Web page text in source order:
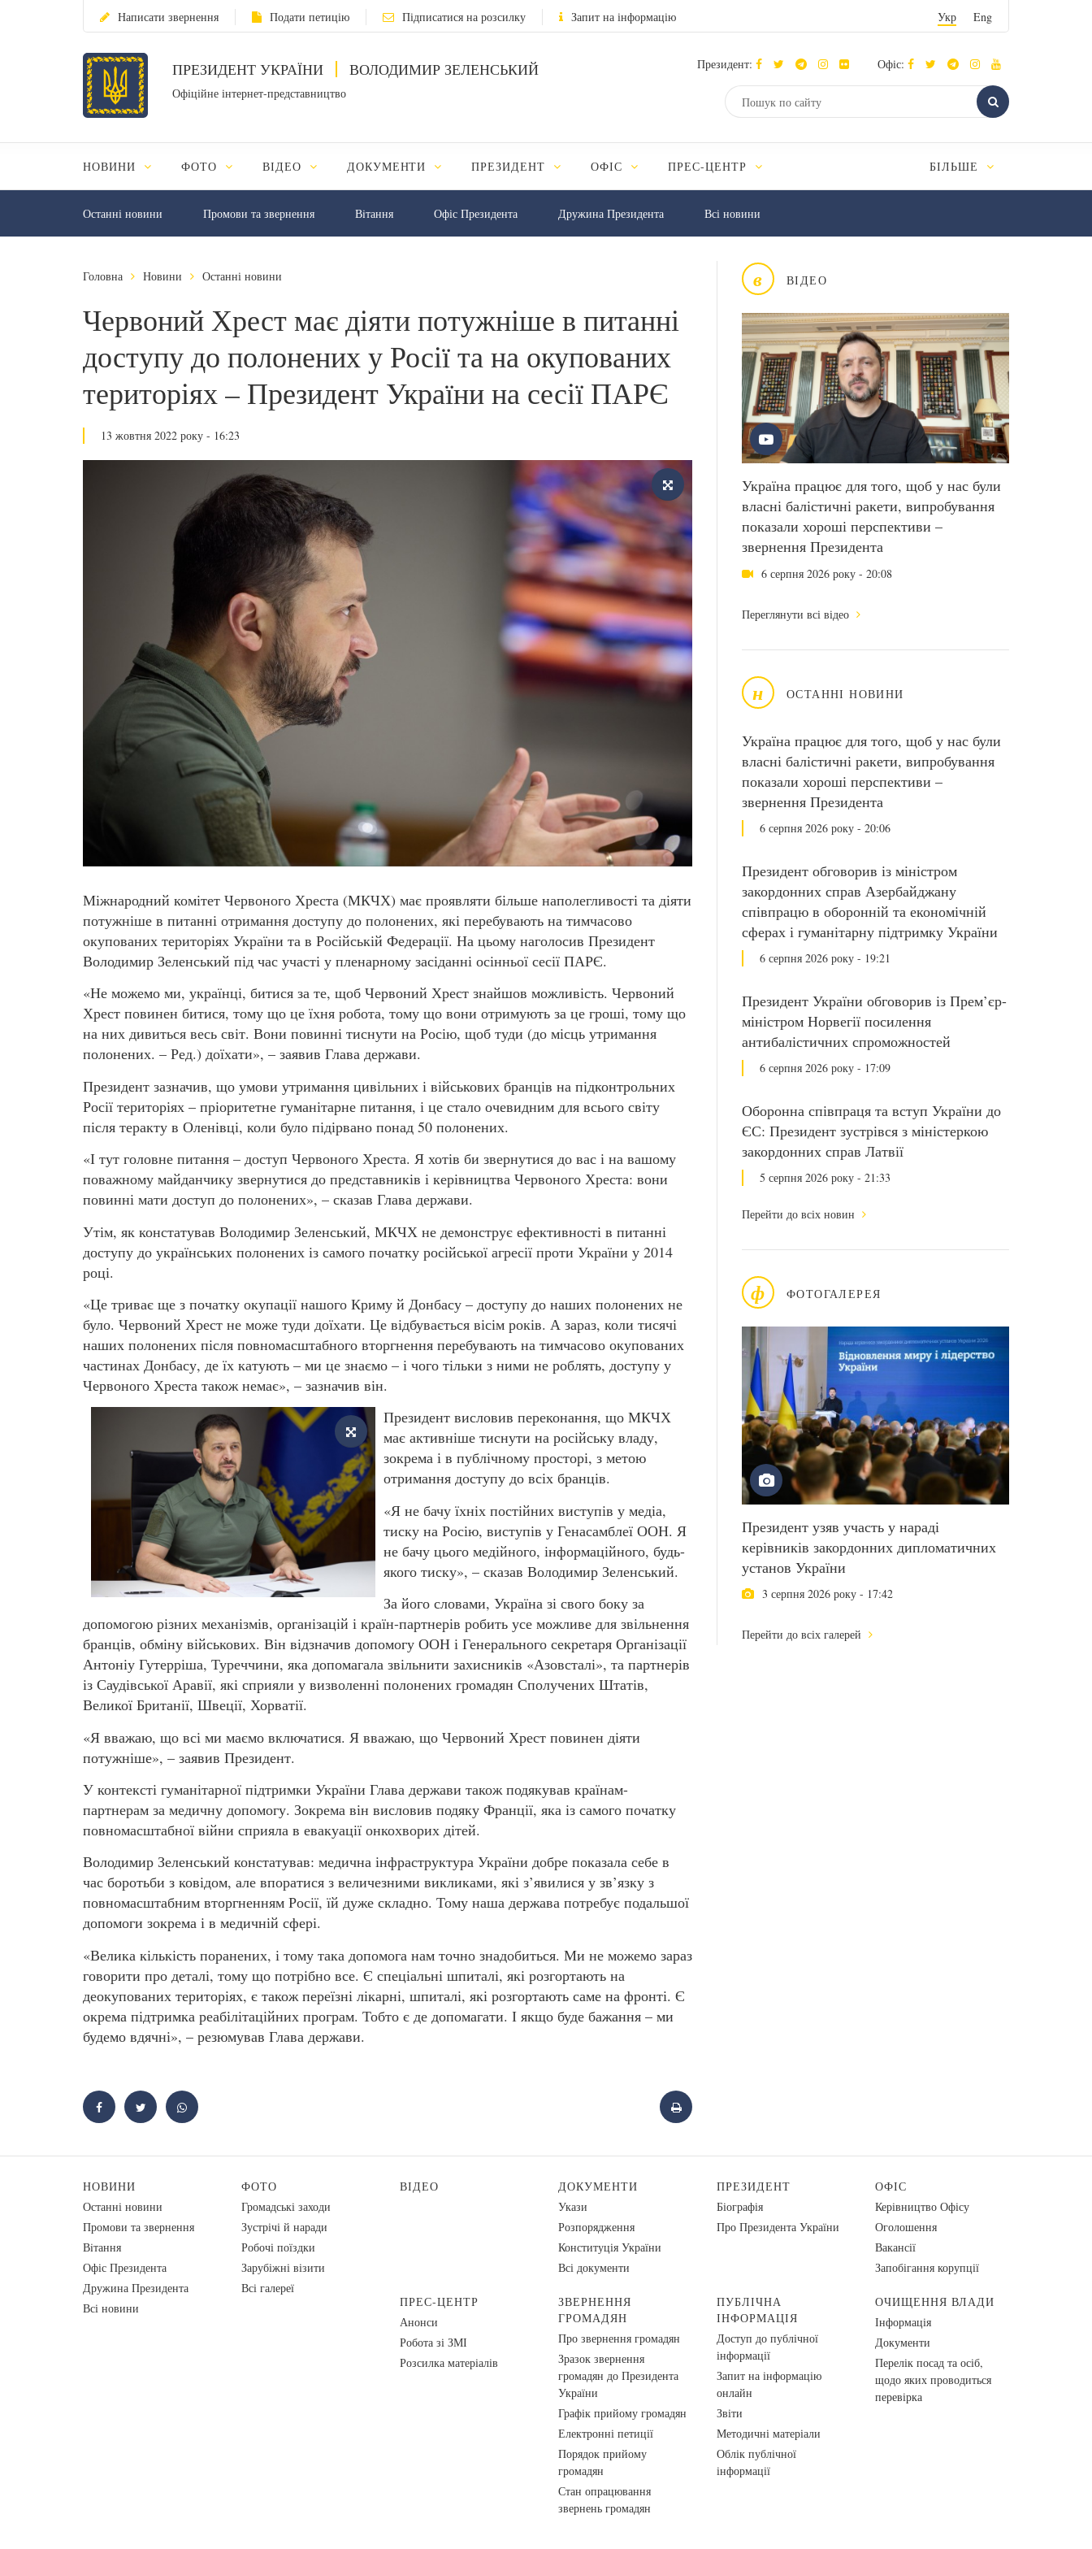
Написати звернення Подати петицію Підписатися на розсилку Запит на інформацію Укр Eng
ПРЕЗИДЕНТ УКРАЇНИ ВОЛОДИМИР ЗЕЛЕНСЬКИЙ
Офіційне інтернет-представництво
Президент: Офіс:
НОВИНИ ФОТО ВІДЕО ДОКУМЕНТИ ПРЕЗИДЕНТ ОФІС ПРЕС-ЦЕНТР БІЛЬШЕ
Останні новини Промови та звернення Вiтання Офіс Президента Дружина Президента Всі новини
в ВІДЕО
Україна працює для того, щоб у нас були
власні балістичні ракети, випробування
показали хороші перспективи –
звернення Президента
6 серпня 2026 року - 20:08
Переглянути всі відео
н ОСТАННІ НОВИНИ
Україна працює для того, щоб у нас були
власні балістичні ракети, випробування
показали хороші перспективи –
звернення Президента
6 серпня 2026 року - 20:06
Президент обговорив із міністром
закордонних справ Азербайджану
співпрацю в оборонній та економічній
сферах і гуманітарну підтримку України
6 серпня 2026 року - 19:21
Президент України обговорив із Прем’єр-
міністром Норвегії посилення
антибалістичних спроможностей
6 серпня 2026 року - 17:09
Оборонна співпраця та вступ України до
ЄС: Президент зустрівся з міністеркою
закордонних справ Латвії
5 серпня 2026 року - 21:33
Перейти до всіх новин
ф ФОТОГАЛЕРЕЯ
Президент узяв участь у нараді
керівників закордонних дипломатичних
установ України
3 серпня 2026 року - 17:42
Перейти до всіх галерей
Головна Новини Останні новини
Червоний Хрест має діяти потужніше в питанні
доступу до полонених у Росії та на окупованих
територіях – Президент України на сесії ПАРЄ
13 жовтня 2022 року - 16:23
Міжнародний комітет Червоного Хреста (МКЧХ) має проявляти більше наполегливості та діяти
потужніше в питанні отримання доступу до полонених, які перебувають на тимчасово
окупованих територіях України та в Російській Федерації. На цьому наголосив Президент
Володимир Зеленський під час участі у пленарному засіданні осінньої сесії ПАРЄ.
«Не можемо ми, українці, битися за те, щоб Червоний Хрест знайшов можливість. Червоний
Хрест повинен битися, тому що це їхня робота, тому що вони отримують за це гроші, тому що
на них дивиться весь світ. Вони повинні тиснути на Росію, щоб туди (до місць утримання
полонених. – Ред.) доїхати», – заявив Глава держави.
Президент зазначив, що умови утримання цивільних і військових бранців на підконтрольних
Росії територіях – пріоритетне гуманітарне питання, і це стало очевидним для всього світу
після теракту в Оленівці, коли було підірвано понад 50 полонених.
«І тут головне питання – доступ Червоного Хреста. Я хотів би звернутися до вас і на вашому
поважному майданчику звернутися до представників і керівництва Червоного Хреста: вони
повинні мати доступ до полонених», – сказав Глава держави.
Утім, як констатував Володимир Зеленський, МКЧХ не демонструє ефективності в питанні
доступу до українських полонених із самого початку російської агресії проти України у 2014
році.
«Це триває ще з початку окупації нашого Криму й Донбасу – доступу до наших полонених не
було. Червоний Хрест не може туди доїхати. Це відбувається вісім років. А зараз, коли тисячі
наших полонених після повномасштабного вторгнення перебувають на тимчасово окупованих
частинах Донбасу, де їх катують – ми це знаємо – і чого тільки з ними не роблять, доступу у
Червоного Хреста також немає», – зазначив він.
Президент висловив переконання, що МКЧХ
має активніше тиснути на російську владу,
зокрема і в публічному просторі, з метою
отримання доступу до всіх бранців.
«Я не бачу їхніх постійних виступів у медіа,
тиску на Росію, виступів у Генасамблеї ООН. Я
не бачу цього медійного, інформаційного, будь-
якого тиску», – сказав Володимир Зеленський.
За його словами, Україна зі свого боку за
допомогою різних механізмів, організацій і країн-партнерів робить усе можливе для звільнення
бранців, обміну військових. Він відзначив допомогу ООН і Генерального секретаря Організації
Антоніу Гутерріша, Туреччини, яка допомагала звільнити захисників «Азовсталі», та партнерів
із Саудівської Аравії, які сприяли у визволенні полонених громадян Сполучених Штатів,
Великої Британії, Швеції, Хорватії.
«Я вважаю, що всі ми маємо включатися. Я вважаю, що Червоний Хрест повинен діяти
потужніше», – заявив Президент.
У контексті гуманітарної підтримки України Глава держави також подякував країнам-
партнерам за медичну допомогу. Зокрема він висловив подяку Франції, яка із самого початку
повномасштабної війни сприяла в евакуації онкохворих дітей.
Володимир Зеленський констатував: медична інфраструктура України добре показала себе в
час боротьби з ковідом, але впоратися з величезними викликами, які з’явилися у зв’язку з
повномасштабним вторгненням Росії, їй дуже складно. Тому наша держава потребує подальшої
допомоги зокрема і в медичній сфері.
«Велика кількість поранених, і тому така допомога нам точно знадобиться. Ми не можемо зараз
говорити про деталі, тому що потрібно все. Є спеціальні шпиталі, які розгортають на
деокупованих територіях, є також переїзні лікарні, шпиталі, які розгортають саме на фронті. Є
окрема підтримка реабілітаційних програм. Тобто є де допомагати. І якщо буде бажання – ми
будемо вдячні», – резюмував Глава держави.
НОВИНИ
Останні новини
Промови та звернення
Вiтання
Офіс Президента
Дружина Президента
Всі новини
ФОТО
Громадські заходи
Зустрічі й наради
Робочі поїздки
Зарубіжні візити
Всі галереї
ВІДЕО
ДОКУМЕНТИ
Укази
Розпорядження
Конституція України
Всі документи
ПРЕЗИДЕНТ
Біографія
Про Президента України
ОФІС
Керівництво Офісу
Оголошення
Вакансії
Запобігання корупції
ПРЕС-ЦЕНТР
Анонси
Робота зі ЗМІ
Розсилка матеріалів
ЗВЕРНЕННЯ
ГРОМАДЯН
Про звернення громадян
Зразок звернення
громадян до Президента
України
Графік прийому громадян
Електронні петиції
Порядок прийому
громадян
Стан опрацювання
звернень громадян
ПУБЛІЧНА
ІНФОРМАЦІЯ
Доступ до публічної
інформації
Запит на інформацію
онлайн
Звіти
Методичні матеріали
Облік публічної
інформації
ОЧИЩЕННЯ ВЛАДИ
Інформація
Документи
Перелік посад та осіб,
щодо яких проводиться
перевірка